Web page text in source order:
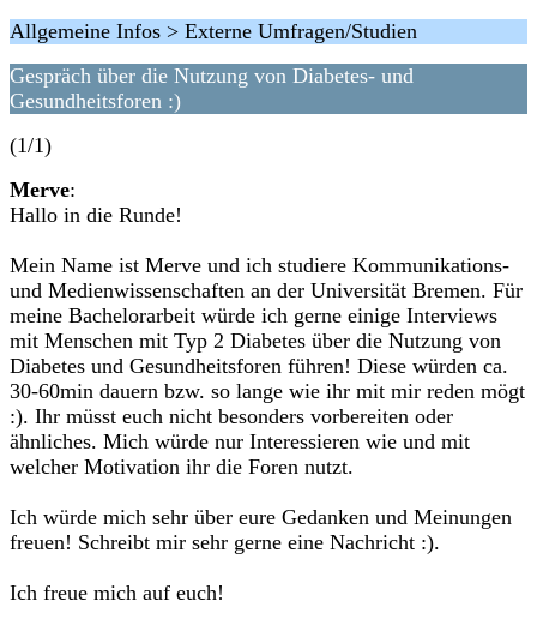
Allgemeine Infos > Externe Umfragen/Studien
Gespräch über die Nutzung von Diabetes- und
Gesundheitsforen :)
(1/1)
Merve:
Hallo in die Runde!
Mein Name ist Merve und ich studiere Kommunikations-
und Medienwissenschaften an der Universität Bremen. Für
meine Bachelorarbeit würde ich gerne einige Interviews
mit Menschen mit Typ 2 Diabetes über die Nutzung von
Diabetes und Gesundheitsforen führen! Diese würden ca.
30-60min dauern bzw. so lange wie ihr mit mir reden mögt
:). Ihr müsst euch nicht besonders vorbereiten oder
ähnliches. Mich würde nur Interessieren wie und mit
welcher Motivation ihr die Foren nutzt.
Ich würde mich sehr über eure Gedanken und Meinungen
freuen! Schreibt mir sehr gerne eine Nachricht :).
Ich freue mich auf euch!